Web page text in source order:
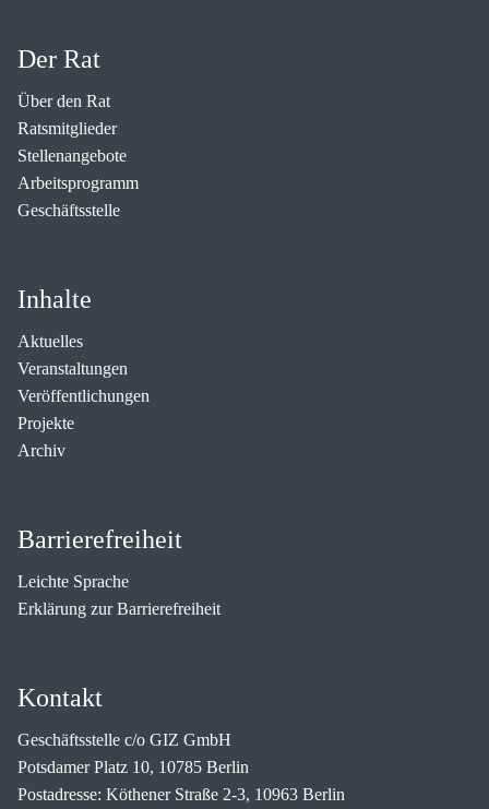
Der Rat
Über den Rat
Ratsmitglieder
Stellenangebote
Arbeitsprogramm
Geschäftsstelle
Inhalte
Aktuelles
Veranstaltungen
Veröffentlichungen
Projekte
Archiv
Barrierefreiheit
Leichte Sprache
Erklärung zur Barrierefreiheit
Kontakt
Geschäftsstelle c/o GIZ GmbH
Potsdamer Platz 10, 10785 Berlin
Postadresse: Köthener Straße 2-3, 10963 Berlin